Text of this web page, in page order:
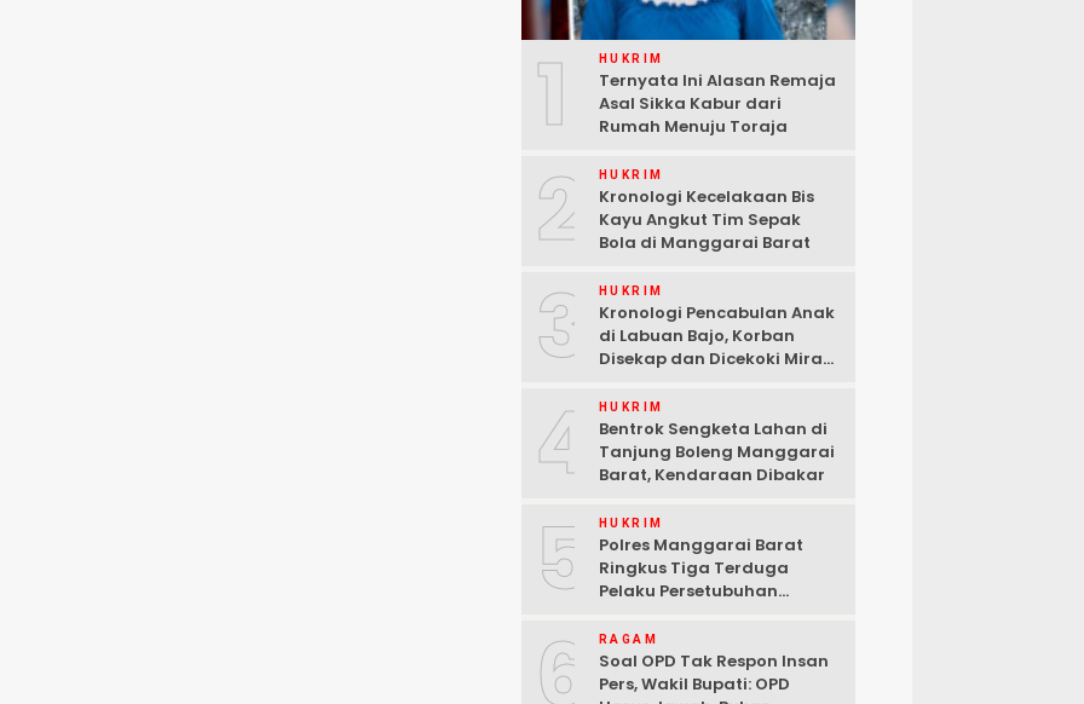
1 HUKRIM
Ternyata Ini Alasan Remaja
Asal Sikka Kabur dari
Rumah Menuju Toraja
2 HUKRIM
Kronologi Kecelakaan Bis
Kayu Angkut Tim Sepak
Bola di Manggarai Barat
3 HUKRIM
Kronologi Pencabulan Anak
di Labuan Bajo, Korban
Disekap dan Dicekoki Miras,
4 HUKRIM
Bentrok Sengketa Lahan di
Tanjung Boleng Manggarai
Barat, Kendaraan Dibakar
5 HUKRIM
Polres Manggarai Barat
Ringkus Tiga Terduga
Pelaku Persetubuhan
Bajo
6 RAGAM
Soal OPD Tak Respon Insan
Pers, Wakil Bupati: OPD